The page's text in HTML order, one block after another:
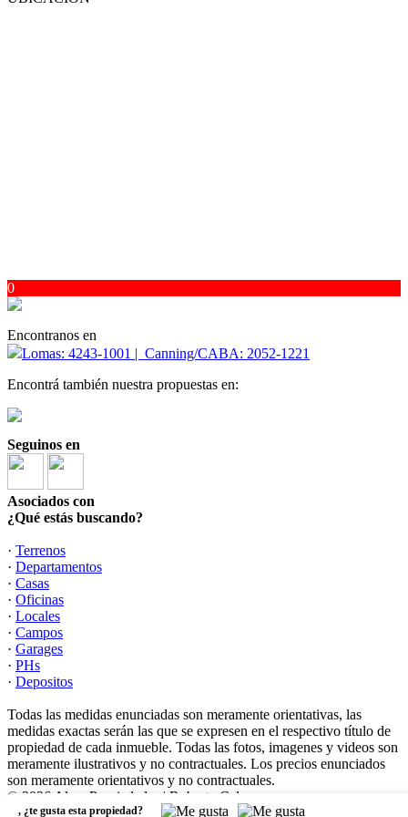
, ¿te gusta esta propiedad?
0
Encontranos en
Lomas: 4243-1001 | Canning/CABA: 2052-1221
Encontrá también nuestra propuestas en:
Seguinos en
Asociados con
¿Qué estás buscando?
· Terrenos
· Departamentos
· Casas
· Oficinas
· Locales
· Campos
· Garages
· PHs
· Depositos
Todas las medidas enunciadas son meramente orientativas, las
medidas exactas serán las que se expresen en el respectivo título de
propiedad de cada inmueble. Todas las fotos, imagenes y videos son
meramente ilustrativos y no contractuales. Los precios enunciados
son meramente orientativos y no contractuales.
© 2026 Alem Propiedades | Roberto Celano.
Software Inmobiliario - Tokko Broker